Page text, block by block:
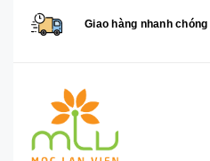
Giao hàng nhanh chóng